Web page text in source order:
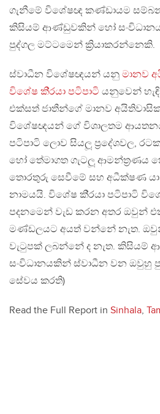
ගැනීමේ විශේෂඥ කණ්ඩායම
කිසියම් ආණ්ඩුවකින් හෝ
පුද්ගල මට්ටමෙන් ක්‍රියාකරන්නෙකි.
ස්වාධීන විශේෂඥයන් යනු මානව
විශේෂ කි‍්‍රයා පටිපාටි යනුවෙන්
එක්සත් ජාතීන්ගේ මානව
විශේෂඥයන් ගේ විශාලතම
පටිපාටි ලොව සියලූ ප‍්‍රදේශවල,
හෝ තේමාගත ගැටලූ ආමන්ත‍්‍රණය
තොරතුරු සෙවීමේ සහ අධීක්ෂණ
නාමයයි. විශේෂ කි‍්‍රයා පටිපාටි
පදනමෙන් වැඩ කරන අතර ඔවුන්
මණ්ඩලයට අයත් වන්නේ නැත.
වැටුපක් ලබන්නේ ද නැත.
සංවිධානයකින් ස්වාධීන වන ඔවුහු
සේවය කරති)
Read the Full Report in Sinhala,